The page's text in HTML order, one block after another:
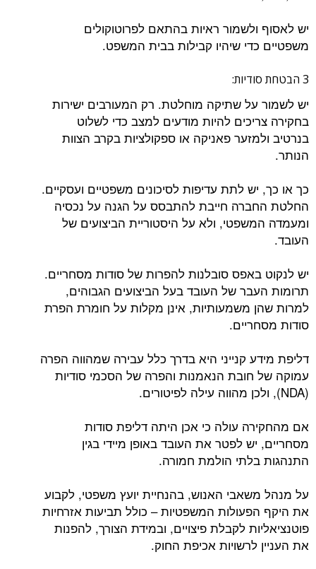
יש לאסוף ולשמור ראיות בהתאם לפרוטוקולים
משפטיים כדי שיהיו קבילות בבית המשפט.
3 הבטחת סודיות:
יש לשמור על שתיקה מוחלטת. רק המעורבים ישירות
בחקירה צריכים להיות מודעים למצב כדי לשלוט
בנרטיב ולמזער פאניקה או ספקולציות בקרב הצוות
הנותר.
כך או כך, יש לתת עדיפות לסיכונים משפטיים ועסקיים.
החלטת החברה חייבת להתבסס על הגנה על נכסיה
ומעמדה המשפטי, ולא על היסטוריית הביצועים של
העובד.
יש לנקוט באפס סובלנות להפרות של סודות מסחריים.
תרומות העבר של העובד בעל הביצועים הגבוהים,
למרות שהן משמעותיות, אינן מקלות על חומרת הפרת
סודות מסחריים.
דליפת מידע קנייני היא בדרך כלל עבירה שמהווה הפרה
עמוקה של חובת הנאמנות והפרה של הסכמי סודיות
(NDA), ולכן מהווה עילה לפיטורים.
אם מהחקירה עולה כי אכן היתה דליפת סודות
מסחריים, יש לפטר את העובד באופן מיידי בגין
התנהגות בלתי הולמת חמורה.
על מנהל משאבי האנוש, בהנחיית יועץ משפטי, לקבוע
את היקף הפעולות המשפטיות – כולל תביעות אזרחיות
פוטנציאליות לקבלת פיצויים, ובמידת הצורך, להפנות
את העניין לרשויות אכיפת החוק.